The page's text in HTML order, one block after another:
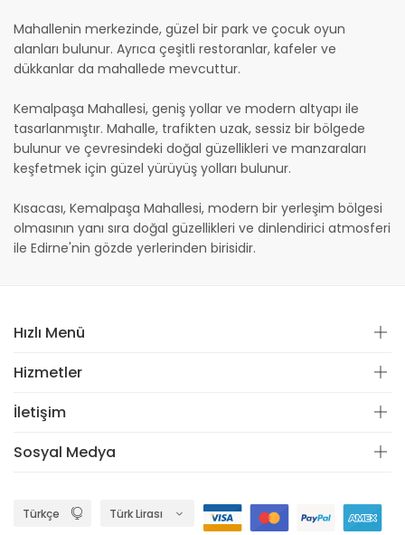
Mahallenin merkezinde, güzel bir park ve çocuk oyun
alanları bulunur. Ayrıca çeşitli restoranlar, kafeler ve
dükkanlar da mahallede mevcuttur.
Kemalpaşa Mahallesi, geniş yollar ve modern altyapı ile
tasarlanmıştır. Mahalle, trafikten uzak, sessiz bir bölgede
bulunur ve çevresindeki doğal güzellikleri ve manzaraları
keşfetmek için güzel yürüyüş yolları bulunur.
Kısacası, Kemalpaşa Mahallesi, modern bir yerleşim bölgesi
olmasının yanı sıra doğal güzellikleri ve dinlendirici atmosferi
ile Edirne'nin gözde yerlerinden birisidir.
Hızlı Menü
Hizmetler
İletişim
Sosyal Medya